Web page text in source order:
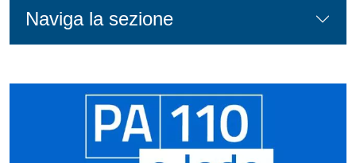
Naviga la sezione